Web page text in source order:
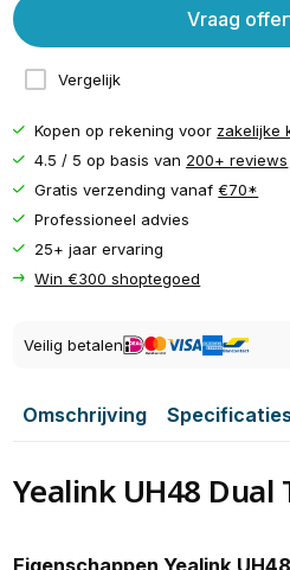
Vergelijk
Vraag
Kopen op rekening voor zakelijke
4.5 / 5 op basis van 200+ reviews
Gratis verzending vanaf€70*
Professioneel advies
25+ jaar ervaring
Win €300 shoptegoed
Veilig betalen
Omschrijving
Yealink UH48 Dual
Eigenschappen Yealink